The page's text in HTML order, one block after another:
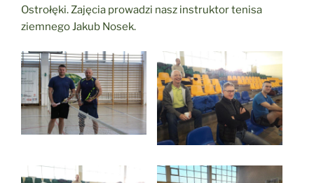
Ostrołęki. Zajęcia prowadzi nasz instruktor tenisa
ziemnego Jakub Nosek.